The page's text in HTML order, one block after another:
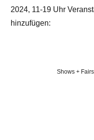
2024, 11-19 Uhr
hinzufügen:
Veröffentlicht
Shows + Fairs